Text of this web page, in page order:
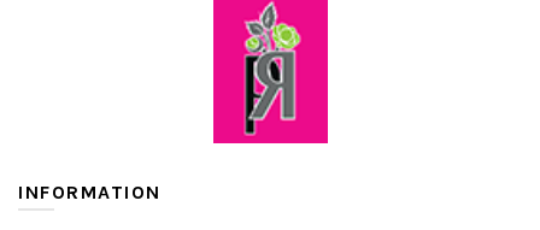
INFORMATION